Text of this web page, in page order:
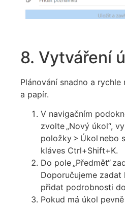
8. Vytváření
Plánování snadno a rychle
a papír.
V navigačním
zvolte „Nový úkol“,
položky > Úkol nebo
kláves Ctrl+Shift+K.
Do pole „Předmět“
Doporučujeme
přidat podrobnosti
Pokud má úkol